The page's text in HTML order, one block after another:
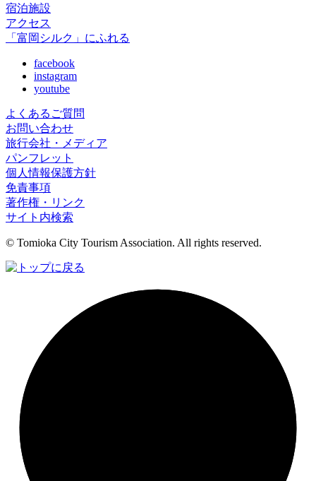
宿泊施設
アクセス
「富岡シルク」にふれる
facebook
instagram
youtube
よくあるご質問
お問い合わせ
旅行会社・メディア
パンフレット
個人情報保護方針
免責事項
著作権・リンク
サイト内検索
© Tomioka City Tourism Association. All rights reserved.